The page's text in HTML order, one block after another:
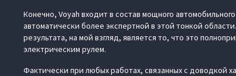
Конечно, Voyah входит в состав мощного
автоматически более экспертной в этой тонкой
результата, на мой взгляд, является то, что это
электрическим рулем.
Фактически при любых работах, связанных с доводкой